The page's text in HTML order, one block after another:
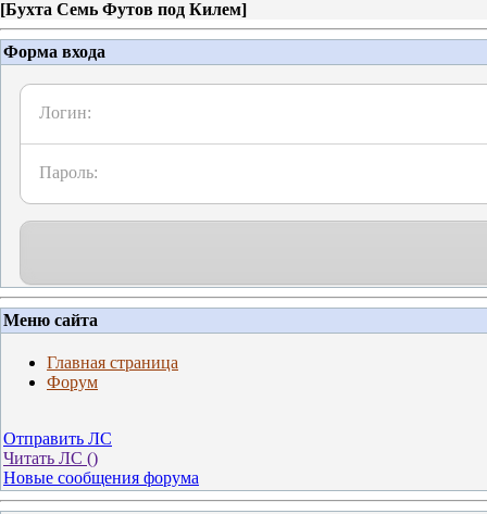
[Бухта Семь Футов под Килем]
Форма входа
Логин:
Пароль:
Меню сайта
Главная страница
Форум
Отправить ЛС
Читать ЛС ()
Новые сообщения форума